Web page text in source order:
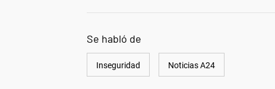
Se habló de
Inseguridad Noticias A24